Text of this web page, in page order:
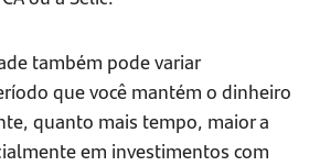
também pode variar
que você mantém o dinheiro
quanto mais tempo, maior a
em investimentos com